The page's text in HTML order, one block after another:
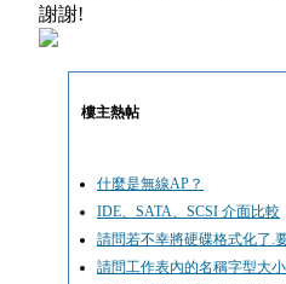
謝謝!
樓主熱帖
什麼是無線AP？
IDE、SATA、SCSI 介面比較
請問若不幸將硬碟格式化了.
請問工作表內的名稱字型大